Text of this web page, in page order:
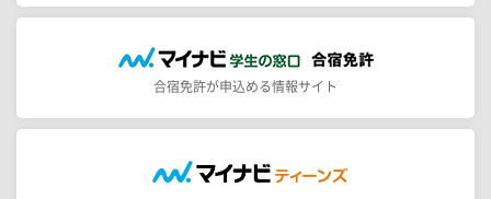
合宿免許が申込める情報サイト